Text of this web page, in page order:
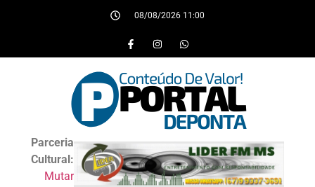
08/08/2026 11:00
Parceria
Cultural:
Mutar